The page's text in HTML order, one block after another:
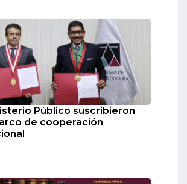
Público suscribieron
de cooperación